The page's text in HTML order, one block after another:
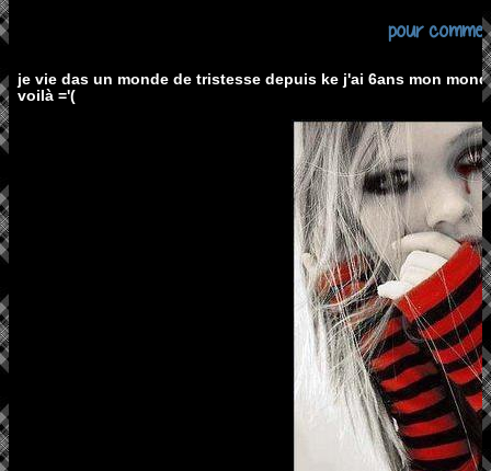
pour
je vie das un monde de tristesse depuis ke j'ai 6ans mon
voilà ='(